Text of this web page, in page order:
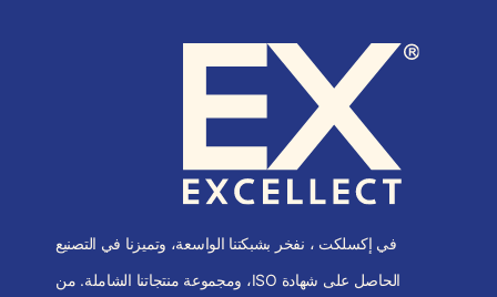
في إكسلكت ، نفخر بشبكتنا الواسعة، وتميزنا في التصنيع
الحاصل على شهادة ISO، ومجموعة منتجاتنا الشاملة. من